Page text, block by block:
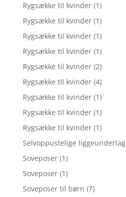
Rygsække til kvinder (1)
Rygsække til kvinder (1)
Rygsække til kvinder (1)
Rygsække til kvinder (1)
Rygsække til kvinder (2)
Rygsække til kvinder (4)
Rygsække til kvinder (1)
Rygsække til kvinder (1)
Rygsække til kvinder (1)
Selvoppustelige liggeunderlag
Soveposer (1)
Soveposer (1)
Soveposer til børn (7)